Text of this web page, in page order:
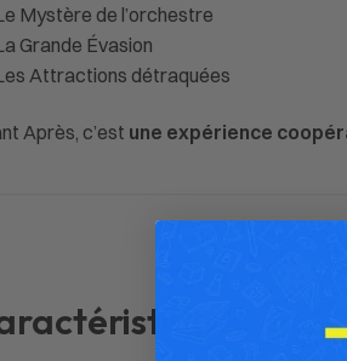
Mystère de l’orchestre
Grande Évasion
Attractions détraquées
Après, c’est une expérience